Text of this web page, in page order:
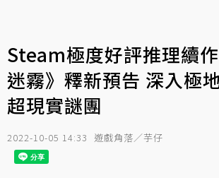
Steam極度好評推理續
迷霧》釋新預告 深入極
超現實謎團
2022-10-05 14:33 遊戲角落／芋仔